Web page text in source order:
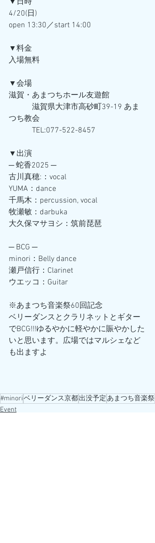
▼日時
4/20(日)
open 13:30／start 14:00
▼料金
入場無料
▼会場
滋賀・あまつちホール友遊館
滋賀県大津市高砂町39-19 あま
つち教会
TEL:077-522-8457
▼出演
─ 蛇香2025 ─
古川真穂:：vocal
YUMA：dance
千馬木：percussion, vocal
牧瀬敏：darbuka
大久保マサヨシ：筑前琵琶
─ BCG ─
minori：Belly dance
瀬戸信行：Clarinet
ウエッコ：Guitar
※あまつち音楽祭60回記念
ベリーダンスとクラリネットとギター
でBCG!!!ゆるやかに軽やかに賑やかした
いと思います。広場ではマルシェなど
も出ますよ
#minoriベリーダンス京都出没予定あまつち音楽祭
Event